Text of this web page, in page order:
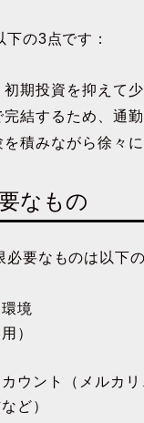
の3点です：
初期投資を抑えて
完結するため、通
を積みながら徐々
なもの
要なものは以下の
境
）
ウント（メルカ
ど）